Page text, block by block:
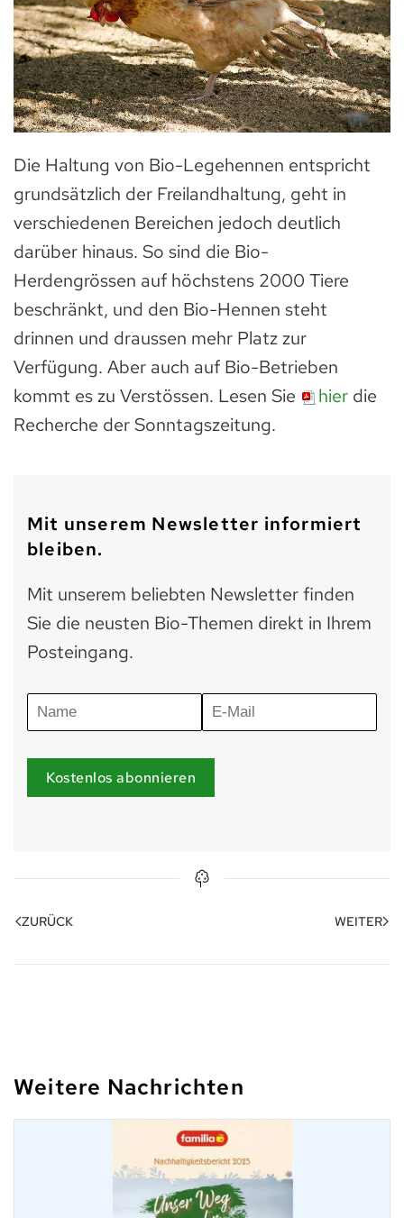
Die Haltung von Bio-Legehennen entspricht
grundsätzlich der Freilandhaltung, geht in
verschiedenen Bereichen jedoch deutlich
darüber hinaus. So sind die Bio-
Herdengrössen auf höchstens 2000 Tiere
beschränkt, und den Bio-Hennen steht
drinnen und draussen mehr Platz zur
Verfügung. Aber auch auf Bio-Betrieben
kommt es zu Verstössen. Lesen Sie
hier die
Recherche der Sonntagszeitung.
Mit unserem Newsletter informiert
bleiben.
Mit unserem beliebten Newsletter finden
Sie die neusten Bio-Themen direkt in Ihrem
Posteingang.
Kostenlos abonnieren
ZURÜCK WEITER
Weitere Nachrichten